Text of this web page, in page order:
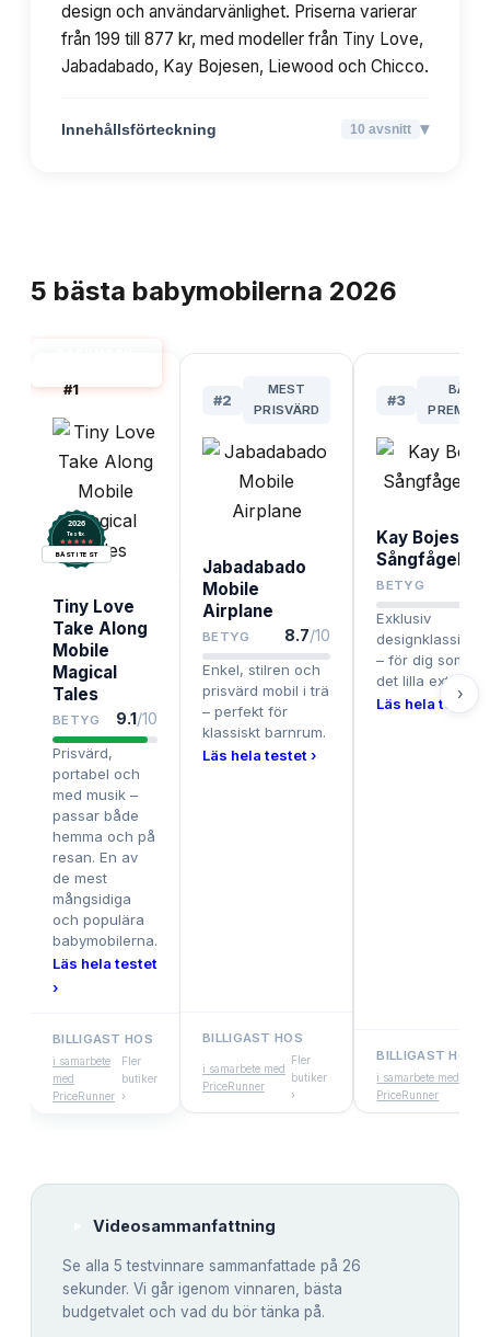
design och användarvänlighet. Priserna varierar
från 199 till 877 kr, med modeller från Tiny Love,
Jabadabado, Kay Bojesen, Liewood och Chicco.
Innehållsförteckning 10 avsnitt ▾
5 bästa babymobilerna 2026
#1
2026
Testix.
BÄST I TEST
Tiny Love
Take Along
Mobile
Magical
Tales
BETYG 9.1/10
Prisvärd,
portabel och
med musik –
passar både
hemma och på
resan. En av
de mest
mångsidiga
och populära
babymobilerna.
Läs hela testet
›
BILLIGAST HOS
i samarbete
med
PriceRunner
Fler
butiker
›
#2
MEST
PRISVÄRD
Jabadabado
Mobile
Airplane
BETYG 8.7/10
Enkel, stilren och
prisvärd mobil i trä
– perfekt för
klassiskt barnrum.
Läs hela testet ›
BILLIGAST HOS
i samarbete med
PriceRunner
Fler
butiker
›
#3
Kay Bojesen
Sångfågel
BETYG
Exklusiv
designklassiker
– för dig som
det lilla extra.
Läs hela testet ›
BILLIGAST HOS
i samarbete med
PriceRunner
›
Videosammanfattning
Se alla 5 testvinnare sammanfattade på 26
sekunder. Vi går igenom vinnaren, bästa
budgetvalet och vad du bör tänka på.